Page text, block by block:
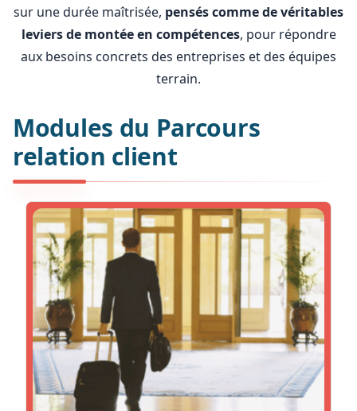
d’étage
Tous
sur une durée maîtrisée, pensés comme de véritables
leviers de montée en compétences, pour répondre
aux besoins concrets des entreprises et des équipes
terrain.
Modules du Parcours
relation client